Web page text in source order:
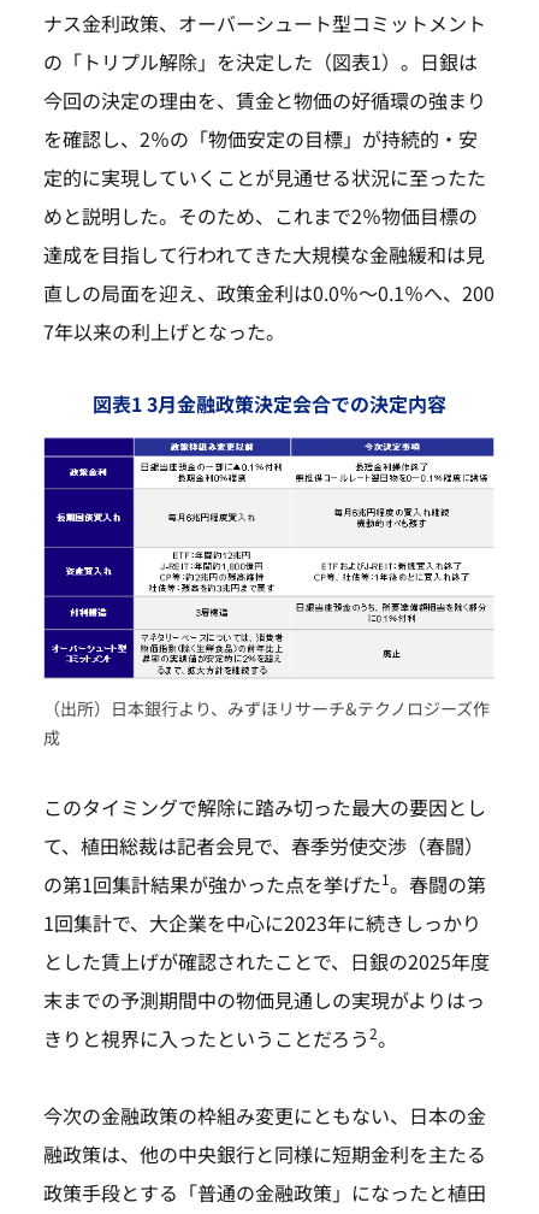
ナス金利政策、オーバーシュート型コミットメント
の「トリプル解除」を決定した（図表1）。日銀は
今回の決定の理由を、賃金と物価の好循環の強まり
を確認し、2％の「物価安定の目標」が持続的・安
定的に実現していくことが見通せる状況に至ったた
めと説明した。そのため、これまで2％物価目標の
達成を目指して行われてきた大規模な金融緩和は見
直しの局面を迎え、政策金利は0.0％～0.1％へ、200
7年以来の利上げとなった。
図表1 3月金融政策決定会合での決定内容
（出所）日本銀行より、みずほリサーチ&テクノロジーズ作
成
このタイミングで解除に踏み切った最大の要因とし
て、植田総裁は記者会見で、春季労使交渉（春闘）
の第1回集計結果が強かった点を挙げた1。春闘の第
1回集計で、大企業を中心に2023年に続きしっかり
とした賃上げが確認されたことで、日銀の2025年度
末までの予測期間中の物価見通しの実現がよりはっ
きりと視界に入ったということだろう2。
今次の金融政策の枠組み変更にともない、日本の金
融政策は、他の中央銀行と同様に短期金利を主たる
政策手段とする「普通の金融政策」になったと植田